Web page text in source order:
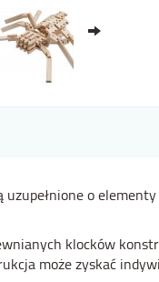
o
klocków
może zyskać